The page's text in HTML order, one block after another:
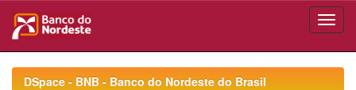
navigationDSpace - BNB - Banco do Nordeste do Brasil